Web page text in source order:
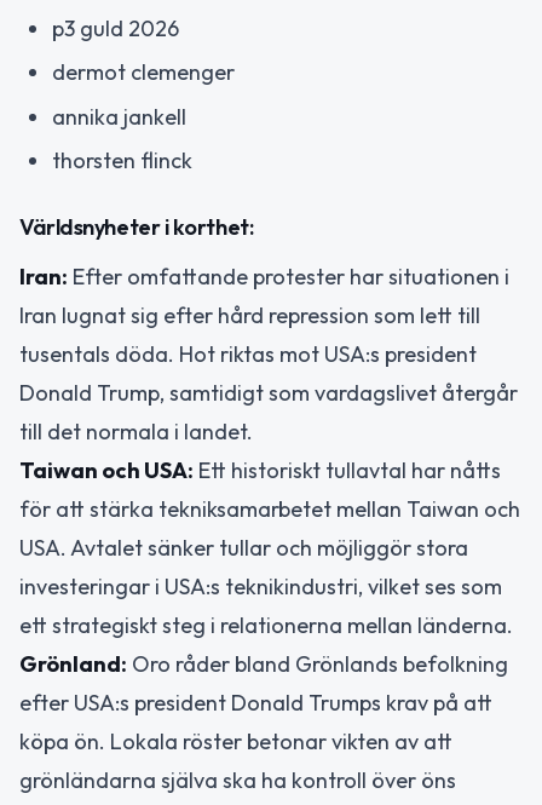
p3 guld 2026
dermot clemenger
annika jankell
thorsten flinck
Världsnyheter i korthet:
Iran: Efter omfattande protester har situationen i
Iran lugnat sig efter hård repression som lett till
tusentals döda. Hot riktas mot USA:s president
Donald Trump, samtidigt som vardagslivet återgår
till det normala i landet.
Taiwan och USA: Ett historiskt tullavtal har nåtts
för att stärka tekniksamarbetet mellan Taiwan och
USA. Avtalet sänker tullar och möjliggör stora
investeringar i USA:s teknikindustri, vilket ses som
ett strategiskt steg i relationerna mellan länderna.
Grönland: Oro råder bland Grönlands befolkning
efter USA:s president Donald Trumps krav på att
köpa ön. Lokala röster betonar vikten av att
grönländarna själva ska ha kontroll över öns